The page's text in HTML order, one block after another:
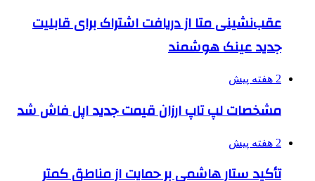
عقب‌نشینی متا از دریافت اشتراک برای قابلیت
جدید عینک هوشمند
2 هفته پیش
مشخصات لپ تاپ ارزان قیمت جدید اپل فاش شد
2 هفته پیش
تأکید ستار هاشمی بر حمایت از مناطق کمتر